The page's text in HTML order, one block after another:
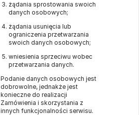
żądania sprostowania swoich
danych osobowych;
żądania usunięcia lub
ograniczenia przetwarzania
swoich danych osobowych;
wniesienia sprzeciwu wobec
przetwarzania danych.
Podanie danych osobowych jest
dobrowolne, jednakże jest
konieczne do realizacji
Zamówienia i skorzystania z
innych funkcjonalności serwisu.